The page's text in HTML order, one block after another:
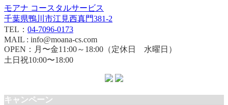
モアナ コースタルサービス
千葉県鴨川市江見西真門381-2
TEL： 04-7096-0173
MAIL : info@moana-cs.com
OPEN：月〜金11:00～18:00（定休日 水曜日）
土日祝10:00〜18:00
キャンペーン